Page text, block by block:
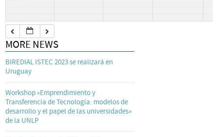
MORE NEWS
BIREDIAL ISTEC 2023 se realizará en
Uruguay
Workshop «Emprendimiento y
Transferencia de Tecnología: modelos de
desarrollo y el papel de las universidades»
de la UNLP